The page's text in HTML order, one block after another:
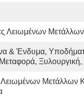
Λειωμένων Μετάλλων
& Ένδυμα,
Ξυλουργική,
Μετάλλων